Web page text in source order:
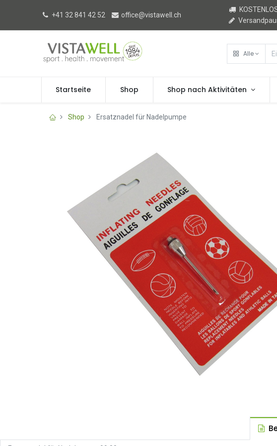
+41 32 841 42 52 office@vistawell.ch
Alle
Startseite Shop Shop nach Aktivitäten
Shop Ersatznadel für Nadelpumpe